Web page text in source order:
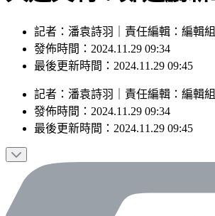
記者：潘袁詩羽｜責任編輯：編輯組
發佈時間：2024.11.29 09:34
最後更新時間：2024.11.29 09:45
記者 ： 潘袁詩羽 責任編輯 ： 編輯組
發佈時間： 2024.11.29 09:34
最後更新時間： 2024.11.29 09:45